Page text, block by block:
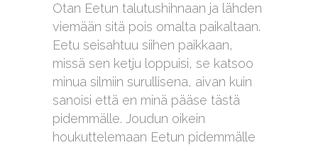
Otan Eetun talutushihnaan ja lähden
viemään sitä pois omalta paikaltaan.
Eetu seisahtuu siihen paikkaan,
missä sen ketju loppuisi, se katsoo
minua silmiin surullisena, aivan kuin
sanoisi että en minä pääse tästä
pidemmälle. Joudun oikein
houkuttelemaan Eetun pidemmälle